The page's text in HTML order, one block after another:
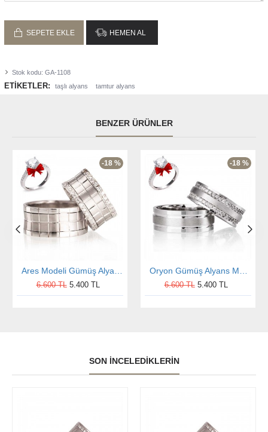
Stok kodu: GA-1108
SEPETE EKLE HEMEN AL
ETIKETLER: taşlı alyans tamtur alyans
BENZER ÜRÜNLER
-18 %
6.600 TL 5.400 TL
-18 %
6.600 TL 5.400 TL
SON İNCELEDIKLERIN